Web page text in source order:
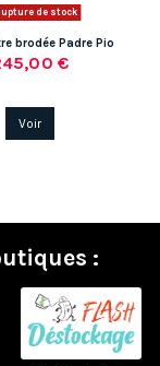
de stock
brodée Padre Pio
€
Voir
: